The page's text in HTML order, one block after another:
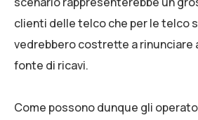
clienti delle telco che per le telco
vedrebbero costrette a rinunciare
fonte di ricavi.
Come possono dunque gli